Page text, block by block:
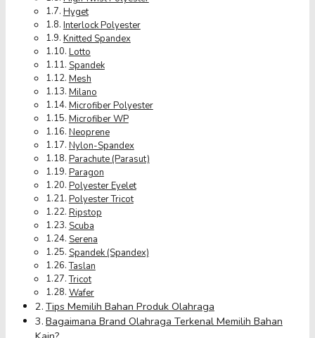
Hyget
Interlock Polyester
Knitted Spandex
Lotto
Spandek
Mesh
Milano
Microfiber Polyester
Microfiber WP
Neoprene
Nylon-Spandex
Parachute (Parasut)
Paragon
Polyester Eyelet
Polyester Tricot
Ripstop
Scuba
Serena
Spandek (Spandex)
Taslan
Tricot
Wafer
Tips Memilih Bahan Produk Olahraga
Bagaimana Brand Olahraga Terkenal Memilih Bahan